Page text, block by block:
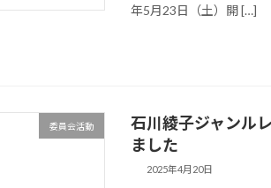
年5月23日（土）開 […]
委員会活動
石川綾子ジャンル
ました
2025年4月20日